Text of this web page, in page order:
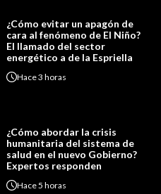
¿Cómo evitar un apagón de
cara al fenómeno de El Niño?
El llamado del sector
energético a de la Espriella
Hace3 horas
¿Cómo abordar la crisis
humanitaria del sistema de
salud en el nuevo Gobierno?
Expertos responden
Hace5 horas